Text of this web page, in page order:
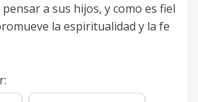
a sus hijos, y como es fiel
la espiritualidad y la fe